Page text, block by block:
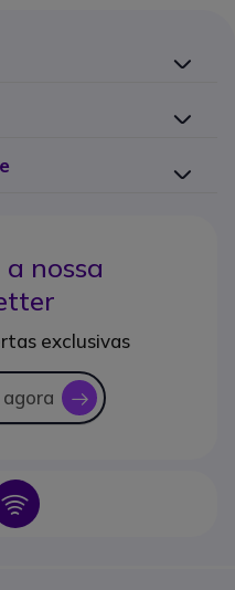
a nossa
exclusivas
icon
Icon